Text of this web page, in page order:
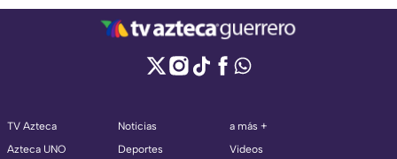
TV Azteca
Azteca UNO
Noticias
Deportes
a más +
Videos